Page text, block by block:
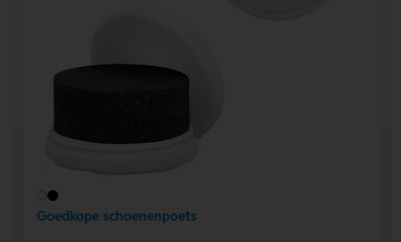
Goedkope schoenenpoets